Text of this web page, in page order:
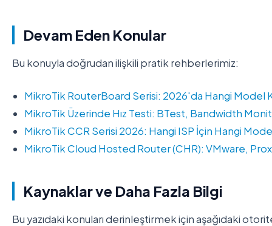
Devam Eden Konular
Bu konuyla doğrudan ilişkili pratik rehberlerimiz:
MikroTik RouterBoard Serisi: 2026'da Hangi Model
MikroTik Üzerinde Hız Testi: BTest, Bandwidth
MikroTik CCR Serisi 2026: Hangi ISP İçin Hangi
MikroTik Cloud Hosted Router (CHR): VMware,
Kaynaklar ve Daha Fazla Bilgi
Bu yazıdaki konuları derinleştirmek için aşağıdaki